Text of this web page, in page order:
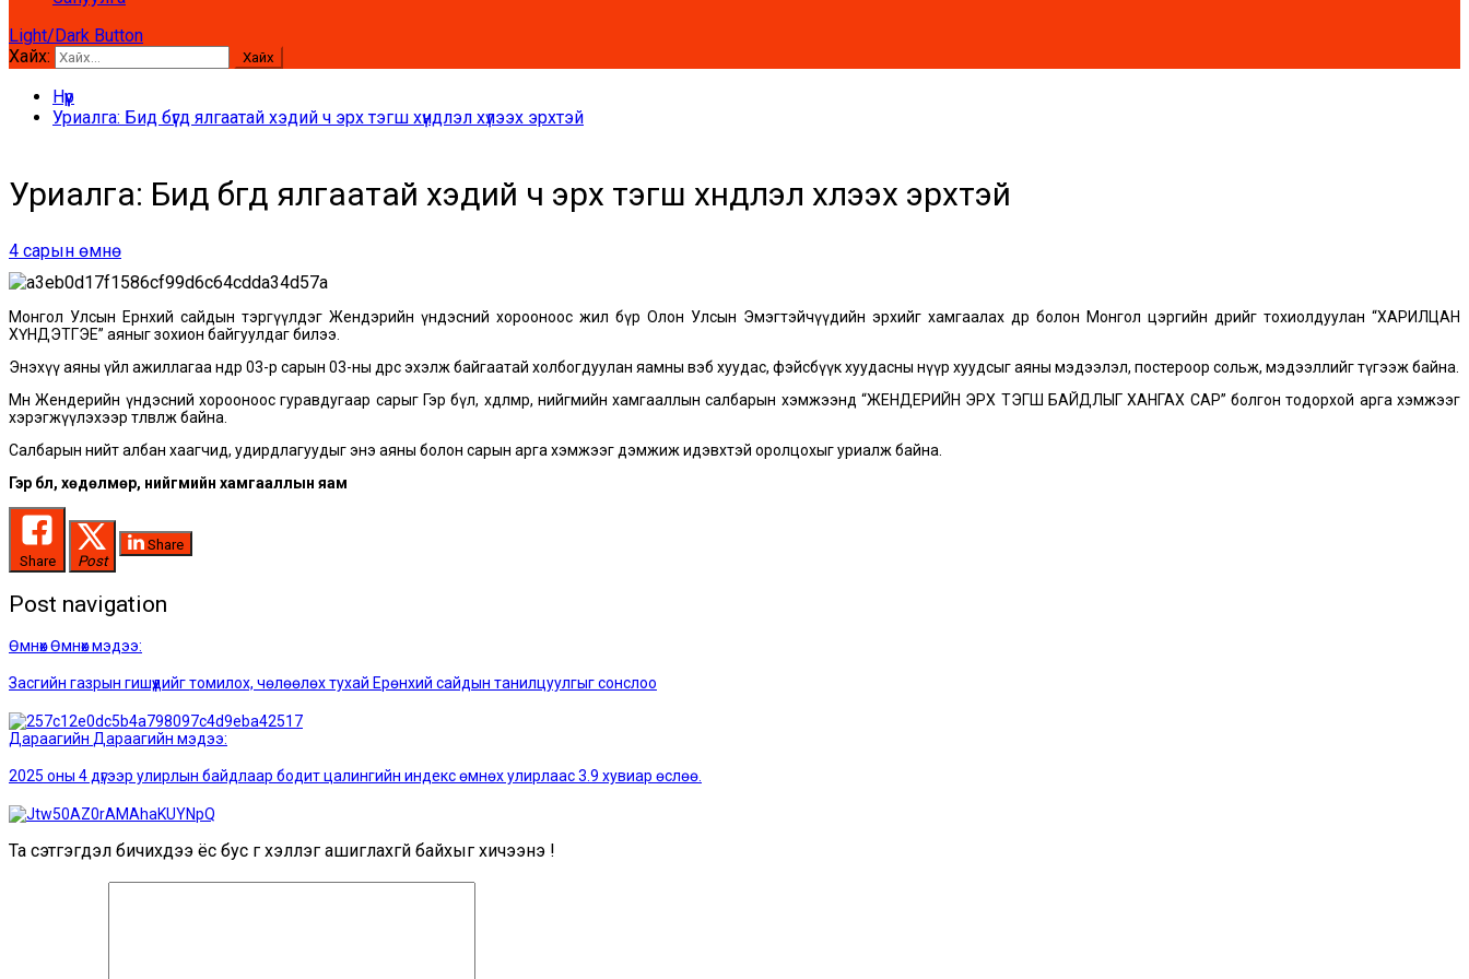
Light/Dark Button
Хайх:
Нүүр
Уриалга: Бид бүгд ялгаатай хэдий ч эрх тэгш хүндлэл хүлээх эрхтэй
Уриалга: Бид бүгд ялгаатай хэдий ч эрх тэгш хүндлэл хүлээх эрхтэй
4 сарын өмнө
Монгол Улсын Ерөнхий сайдын тэргүүлдэг Жендэрийн үндэсний хорооноос жил бүр Олон Улсын Эмэгтэйчүүдийн эрхийг хамгаалах өдөр болон Монгол цэргийн өдрийг тохиолдуулан “ХАРИЛЦАН
ХҮНДЭТГЭЕ” аяныг зохион байгуулдаг билээ.
Энэхүү аяны үйл ажиллагаа өнөөдөр 03-р сарын 03-ны өдрөөс эхэлж байгаатай холбогдуулан яамны вэб хуудас, фэйсбүүк хуудасны нүүр хуудсыг аяны мэдээлэл, постероор сольж, мэдээллийг түгээж байна.
Мөн Жендерийн үндэсний хорооноос гуравдугаар сарыг Гэр бүл, хөдөлмөр, нийгмийн хамгааллын салбарын хэмжээнд “ЖЕНДЕРИЙН ЭРХ ТЭГШ БАЙДЛЫГ ХАНГАХ САР” болгон тодорхой арга хэмжээг
хэрэгжүүлэхээр төлөвлөж байна.
Салбарын нийт албан хаагчид, удирдлагуудыг энэ аяны болон сарын арга хэмжээг дэмжиж идэвхтэй оролцохыг уриалж байна.
Гэр бүл, хөдөлмөр, нийгмийн хамгааллын яам
Share Post
Share
Post navigation
ӨмнөхӨмнөх мэдээ:
Засгийн газрын гишүүдийг томилох, чөлөөлөх тухай Ерөнхий сайдын танилцуулгыг сонслоо
Дараагийн Дараагийн мэдээ:
2025 оны 4 дүгээр улирлын байдлаар бодит цалингийн индекс өмнөх улирлаас 3.9 хувиар өслөө.
Та сэтгэгдэл бичихдээ ёс бус үг хэллэг ашиглахгүй байхыг хичээнэ үү!